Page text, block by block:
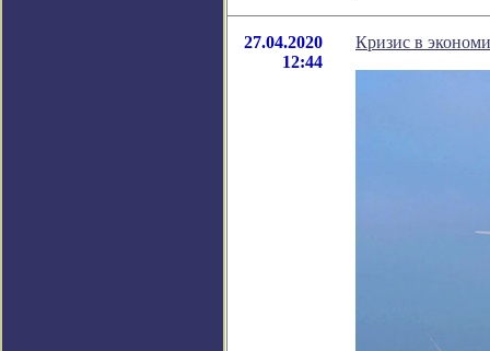
27.04.2020
12:44
Кризис в